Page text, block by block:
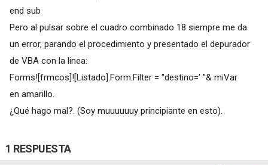
end sub
Pero al pulsar sobre el cuadro combinado 18 siempre me da
un error, parando el procedimiento y presentado el depurador
de VBA con la linea:
Forms![frmcos]![Listado].Form.Filter = "destino=' "& miVar
en amarillo.
¿Qué hago mal?. (Soy muuuuuuy principiante en esto).
1 RESPUESTA